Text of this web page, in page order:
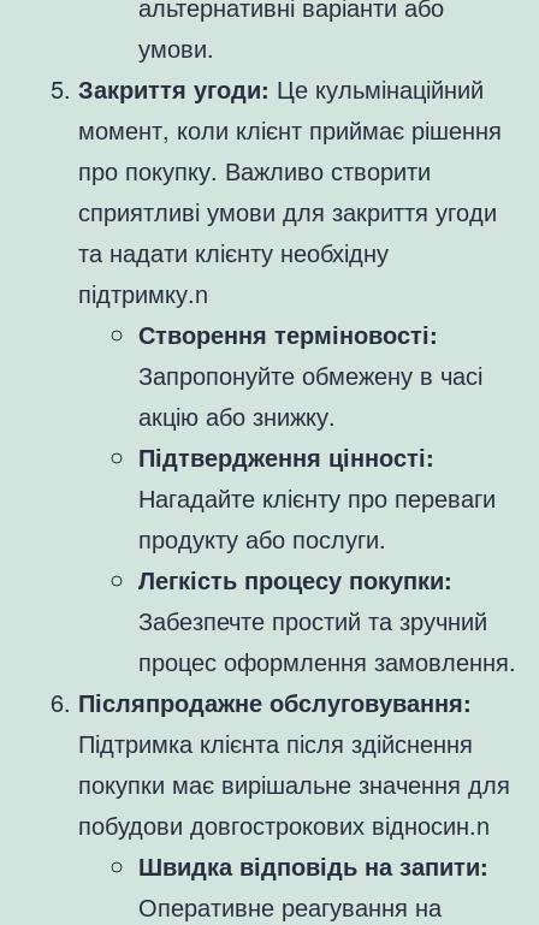
умови.
Закриття угоди: Це кульмінаційний
момент, коли клієнт приймає рішення
про покупку. Важливо створити
сприятливі умови для закриття угоди
та надати клієнту необхідну
підтримку.n
Створення терміновості:
Запропонуйте обмежену в часі
акцію або знижку.
Підтвердження цінності:
Нагадайте клієнту про переваги
продукту або послуги.
Легкість процесу покупки:
Забезпечте простий та зручний
процес оформлення замовлення.
Післяпродажне обслуговування:
Підтримка клієнта після здійснення
покупки має вирішальне значення для
побудови довгострокових відносин.n
Швидка відповідь на запити:
Оперативне реагування на